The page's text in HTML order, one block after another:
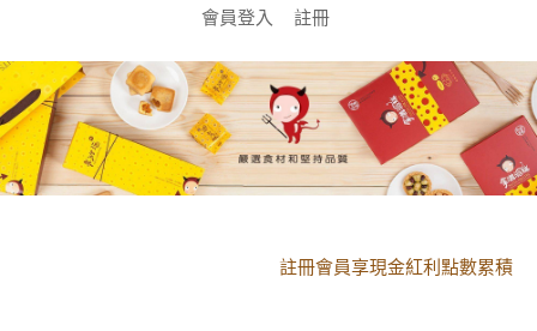
會員登入 註冊
註冊會員享現金紅利點數累積